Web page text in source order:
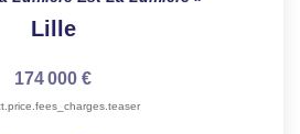
Lille
174 000 €